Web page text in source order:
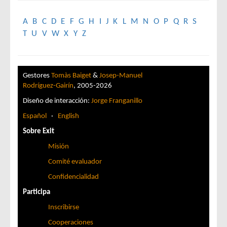
A B C D E F G H J K L M N O P Q R S
T U V W X Y Z
Gestores Tomàs Baiget & Josep-Manuel
Rodríguez-Gairín, 2005-2026
Diseño de interacción: Jorge Franganillo
Español · English
Sobre Exit
Misión
Comité evaluador
Confidencialidad
Participa
Inscribirse
Cooperaciones